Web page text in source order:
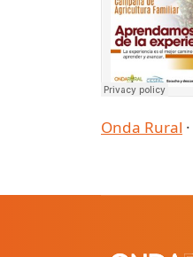
Onda Rural ·